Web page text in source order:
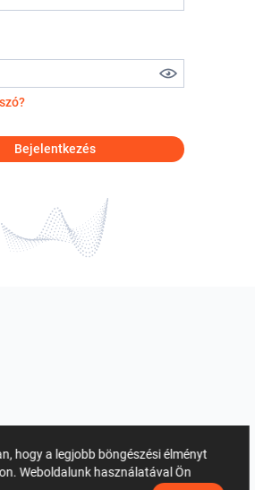
Bejelentkezés
hogy a legjobb böngészési élményt
Weboldalunk használatával Ön